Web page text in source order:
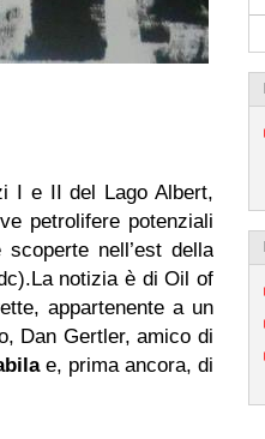
I e II del Lago Albert,
petrolifere potenziali
nell’est della
notizia è di Oil of
appartenente a un
Dan Gertler, amico di
e, prima ancora, di